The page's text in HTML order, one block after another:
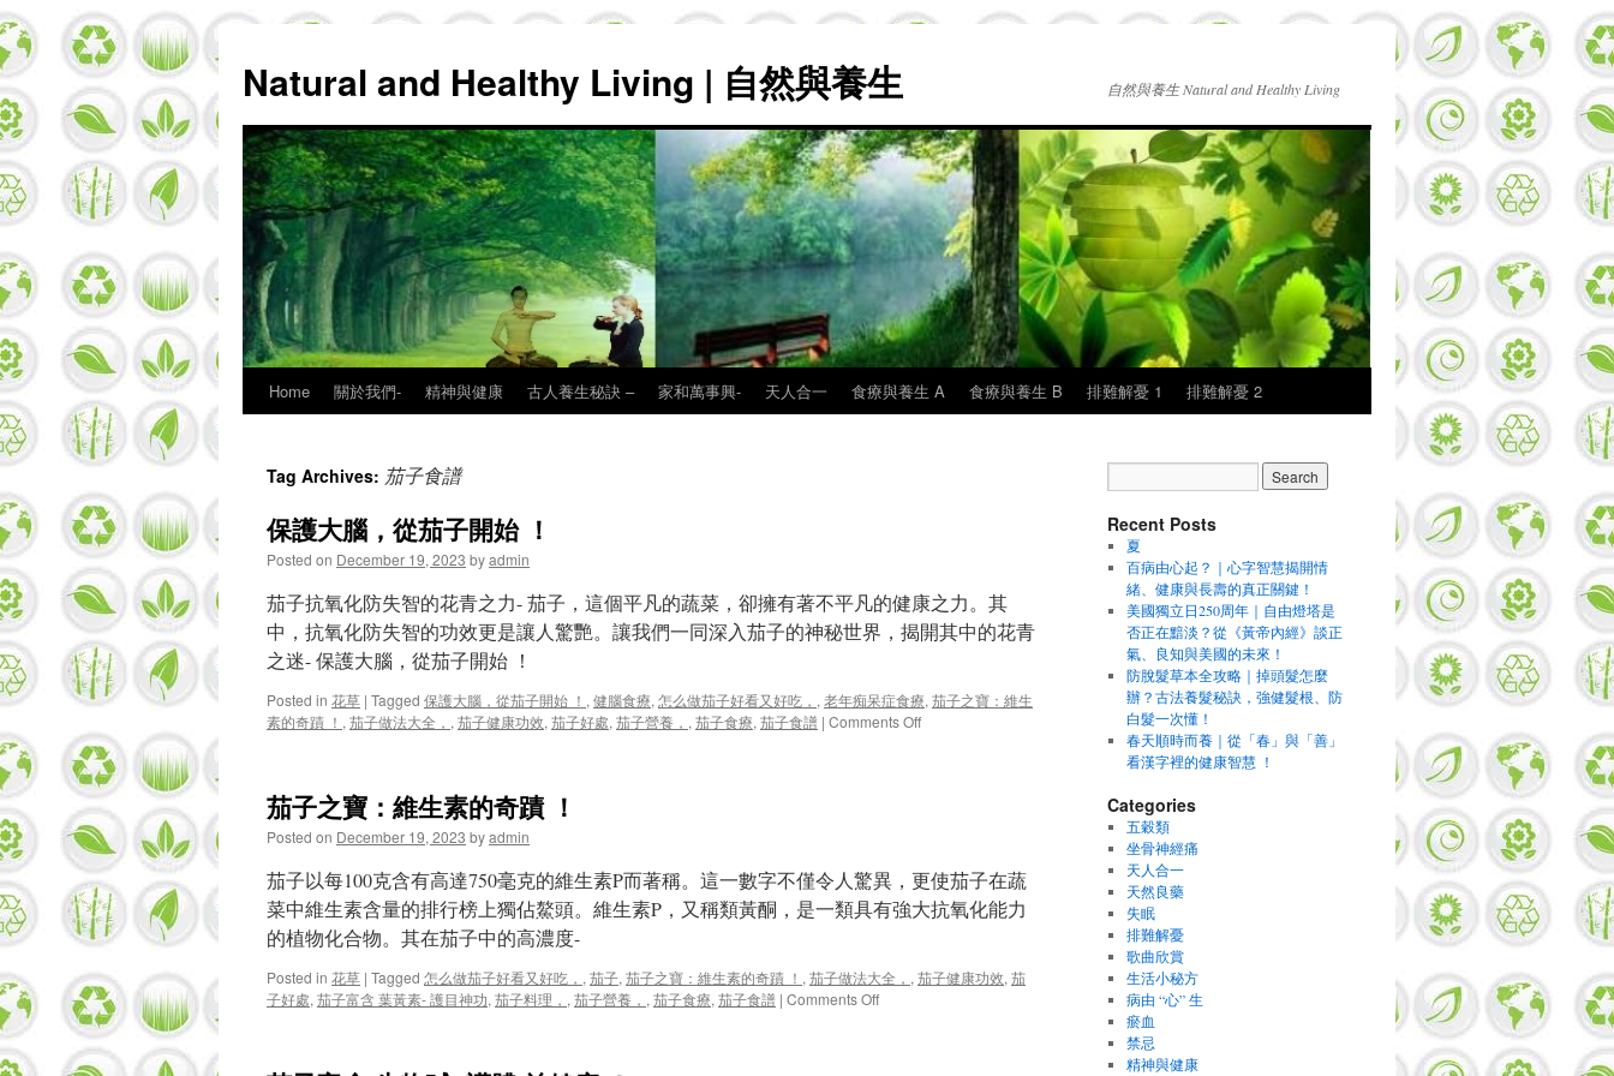
Natural and Healthy Living | 自然與養生 自然與養生 Natural and Healthy Living
Skip
content
Home 關於我們- 精神與健康 古人養生秘訣 – 家和萬事興- 天人合一 食療與養生 A 食療與養生 B 排難解憂 1 排難解憂 2
Tag Archives: 茄子食譜
保護大腦，從茄子開始 ！
Posted on December 19, 2023 byadmin
茄子抗氧化防失智的花青之力- 茄子，這個平凡的蔬菜，卻擁有著不平凡的健康之力。其
中，抗氧化防失智的功效更是讓人驚艷。讓我們一同深入茄子的神秘世界，揭開其中的花青
之迷- 保護大腦，從茄子開始 ！
Posted in 花草 | Tagged 保護大腦，從茄子開始 ！ , 健腦食療, 怎么做茄子好看又好吃， , 老年痴呆症食療, 茄子之寶：維生
素的奇蹟 ！ , 茄子做法大全， , 茄子健康功效, 茄子好處, 茄子營養， , 茄子食療, 茄子食譜 | Comments Offon
子
開
始
茄子之寶：維生素的奇蹟 ！
Posted on December 19, 2023 byadmin
茄子以每100克含有高達750毫克的維生素P而著稱。這一數字不僅令人驚異，更使茄子在蔬
菜中維生素含量的排行榜上獨佔鰲頭。維生素P，又稱類黃酮，是一類具有強大抗氧化能力
的植物化合物。其在茄子中的高濃度-
Posted in 花草 | Tagged 怎么做茄子好看又好吃， , 茄子, 茄子之寶：維生素的奇蹟 ！ , 茄子做法大全， , 茄子健康功效, 茄
子好處, 茄子富含 葉黃素- 護目神功, 茄子料理， , 茄子營養， , 茄子食療, 茄子食譜 | Comments Offon
Recent Posts
夏
百病由心起？｜心字智慧揭開情
緒、健康與長壽的真正關鍵！
美國獨立日250周年｜自由燈塔是
否正在黯淡？從《黃帝內經》談正
氣、良知與美國的未來！
防脫髮草本全攻略｜掉頭髮怎麼
辦？古法養髮秘訣，強健髮根、防
白髮一次懂！
春天順時而養｜從「春」與「善」
看漢字裡的健康智慧 ！
Categories
五穀類
坐骨神經痛
天人合一
天然良藥
失眠
排難解憂
歌曲欣賞
生活小秘方
病由 “心” 生
瘀血
禁忌
精神與健康